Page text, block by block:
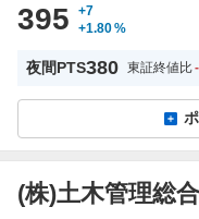
395
+7
+1.80%
夜間PTS380 東証終値比
(株)土木管理総